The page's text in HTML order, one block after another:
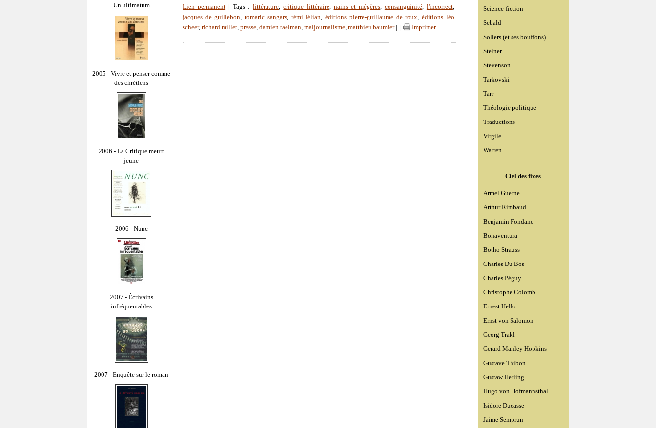
Un ultimatum
2005 - Vivre et penser comme
des chrétiens
2006 - La Critique meurt
jeune
2006 - Nunc
2007 - Écrivains
infréquentables
2007 - Enquête sur le roman
Science-fiction
Sebald
Sollers (et ses bouffons)
Steiner
Stevenson
Tarkovski
Tarr
Théologie politique
Traductions
Virgile
Warren
Ciel des fixes
Armel Guerne
Arthur Rimbaud
Benjamin Fondane
Bonaventura
Botho Strauss
Charles Du Bos
Charles Péguy
Christophe Colomb
Ernest Hello
Ernst von Salomon
Georg Trakl
Gerard Manley Hopkins
Gustave Thibon
Gustaw Herling
Hugo von Hofmannsthal
Isidore Ducasse
Jaime Semprun
Lien permanent | Tags :littérature,critique littéraire, nains et mégères, consanguinité, l'incorrect,
jacques de guillebon,romaric sangars, rémi lélian,éditions pierre-guillaume de roux,éditions léo
scheer, richard millet, presse, damien taelman, maljournalisme, matthieu baumier| Imprimer